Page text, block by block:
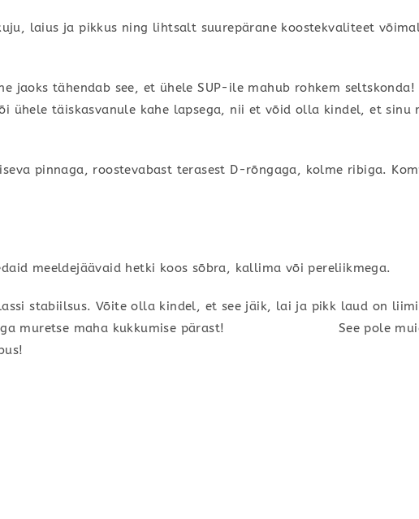
laius ja pikkus ning lihtsalt suurepärane koostekvaliteet
jaoks tähendab see, et ühele SUP-ile mahub rohkem
ühele täiskasvanule kahe lapsega, nii et võid olla kindel, et sinu
pinnaga, roostevabast terasest D-rõngaga, kolme ribiga.
meeldejäävaid hetki koos sõbra, kallima või pereliikmega.
stabiilsus. Võite olla kindel, et see jäik, lai ja pikk laud on
ega muretse maha kukkumise pärast! See pole